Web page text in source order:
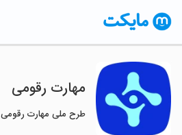
‏‏مهارت رقومی
طرح ملی مهارت رقومی